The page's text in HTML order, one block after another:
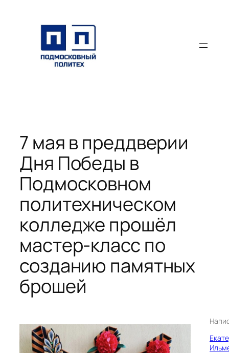
содержимому
7 мая в преддверии
Дня Победы в
Подмосковном
политехническом
колледже прошёл
мастер-класс по
созданию памятных
брошей